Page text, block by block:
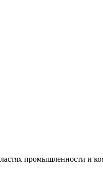
промышленности и